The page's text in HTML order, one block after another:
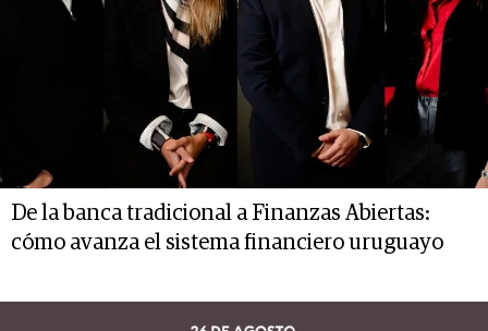
De la banca tradicional a Finanzas Abiertas:
cómo avanza el sistema financiero uruguayo